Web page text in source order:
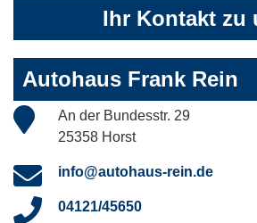
Ihr Kontakt zu
Autohaus Frank Rein
An der Bundesstr. 29
25358 Horst
info@autohaus-rein.de
04121/45650